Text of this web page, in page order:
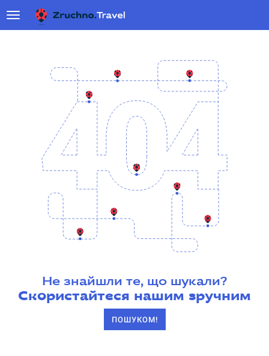
Не знайшли те, що шукали?
Скористайтеся нашим зручним
ПОШУКОМ!